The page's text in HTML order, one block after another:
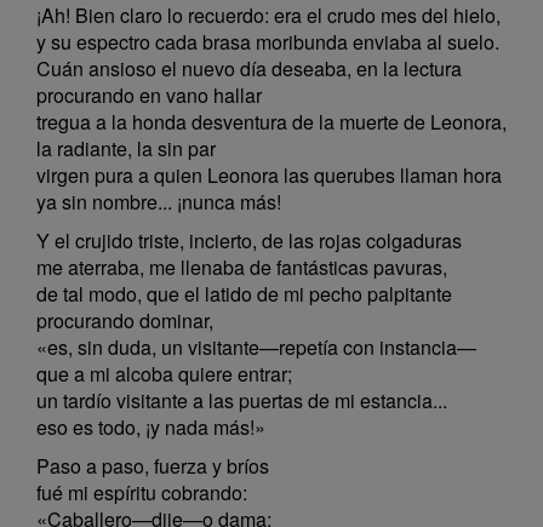
¡Ah! Bien claro lo recuerdo: era el crudo mes del hielo,
y su espectro cada brasa moribunda enviaba al suelo.
Cuán ansioso el nuevo día deseaba, en la lectura
procurando en vano hallar
tregua a la honda desventura de la muerte de Leonora,
la radiante, la sin par
virgen pura a quien Leonora las querubes llaman hora
ya sin nombre... ¡nunca más!
Y el crujido triste, incierto, de las rojas colgaduras
me aterraba, me llenaba de fantásticas pavuras,
de tal modo, que el latido de mi pecho palpitante
procurando dominar,
«es, sin duda, un visitante—repetía con instancia—
que a mi alcoba quiere entrar;
un tardío visitante a las puertas de mi estancia...
eso es todo, ¡y nada más!»
Paso a paso, fuerza y bríos
fué mi espíritu cobrando:
«Caballero—dije—o dama: